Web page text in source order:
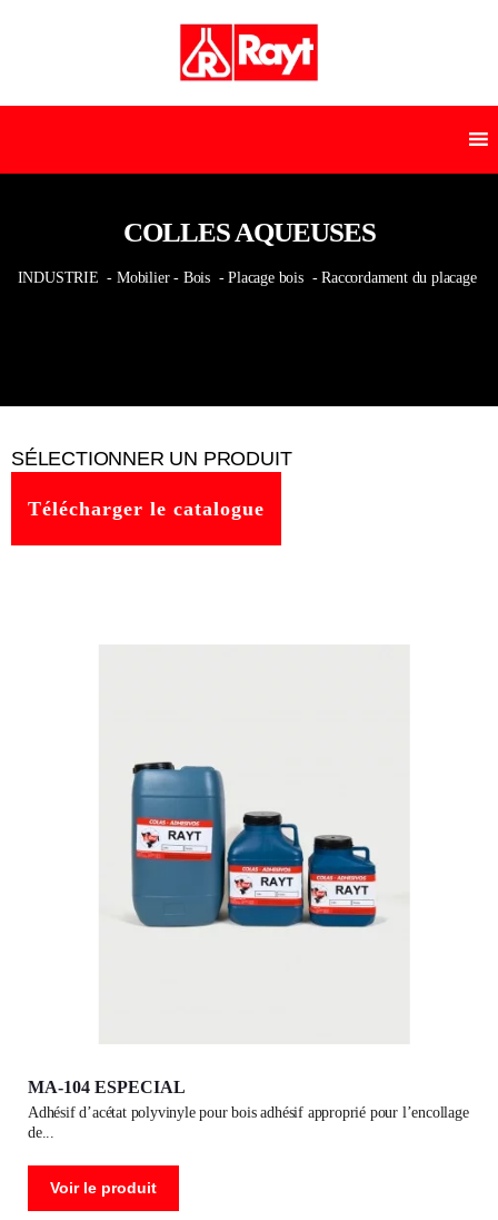
COLLES AQUEUSES
INDUSTRIE - Mobilier - Bois - Placage bois - Raccordament du placage
SÉLECTIONNER UN PRODUIT
Télécharger le catalogue
MA-104 ESPECIAL
adhésif d’acétat polyvinyle pour bois adhésif approprié pour l’encollage
de
Voir le produit